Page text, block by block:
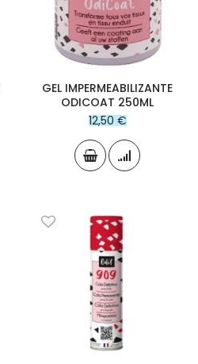
GEL IMPERMEABILIZANTE
ODICOAT 250ML
12,50 €